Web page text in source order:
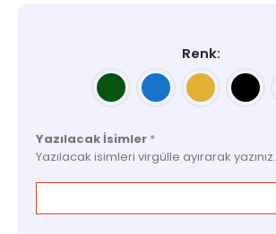
Renk
Yazılacak İsimler *
Yazılacak isimleri virgülle ayırarak yazınız.